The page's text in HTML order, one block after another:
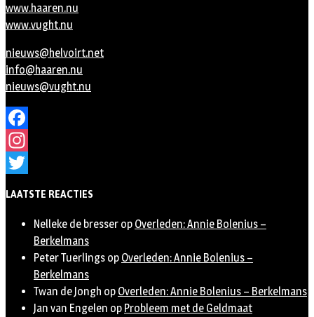
www.haaren.nu
www.vught.nu
nieuws@helvoirt.net
info@haaren.nu
nieuws@vught.nu
Facebook
Instagram
LAATSTE REACTIES
Nelleke de bresser op Overleden: Annie Bolenius –
Berkelmans
Peter Tuerlings op Overleden: Annie Bolenius –
Berkelmans
Twan de Jongh op Overleden: Annie Bolenius – Berkelmans
Jan van Engelen op Probleem met de Geldmaat